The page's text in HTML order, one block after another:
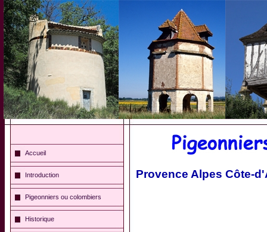
Accueil
Introduction
Pigeonniers ou colombiers
Historique
Provence Alpes Côte-